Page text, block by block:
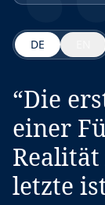
DE
“Die
einer
letzte